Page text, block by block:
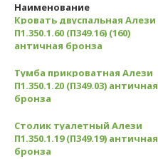
Наименование
Кровать двуспальная Алези
П1.350.1.60 (П349.16) (160)
античная бронза
Тумба прикроватная Алези
П1.350.1.20 (П349.03) античная
бронза
Столик туалетный Алези
П1.350.1.19 (П349.19) античная
бронза